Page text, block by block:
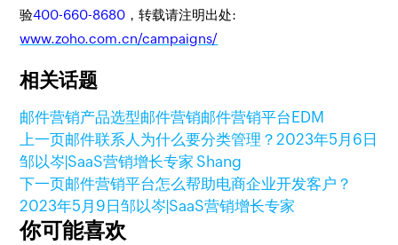
验400-660-8680 ，转载请注明出处:
www.zoho.com.cn/campaigns/
相关话题
邮件营销产品选型邮件营销邮件营销平台 EDM
上一页邮件联系人为什么要分类管理？2023年5月6日
邹以岑|SaaS营销增长专家 Shang
下一页邮件营销平台怎么帮助电商企业开发客户？
2023年5月9日邹以岑|SaaS营销增长专家
你可能喜欢